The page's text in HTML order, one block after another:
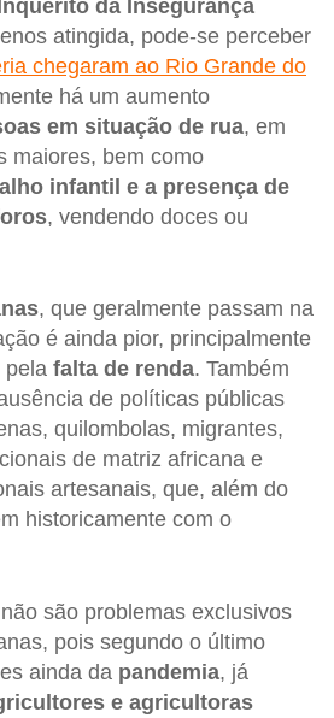
da Insegurança
atingida, pode-se perceber
chegaram ao Rio Grande do
há um aumento
em situação de rua, em
maiores, bem como
infantil e a presença de
, vendendo doces ou
, que geralmente passam na
é ainda pior, principalmente
pela falta de renda. Também
de políticas públicas
quilombolas, migrantes,
de matriz africana e
artesanais, que, além do
historicamente com o
não são problemas exclusivos
pois segundo o último
ainda da pandemia, já
e agricultoras